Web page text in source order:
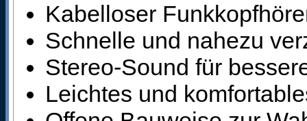
Kabelloser
Schnelle und nahezu
Stereo-Sound für
Leichtes und